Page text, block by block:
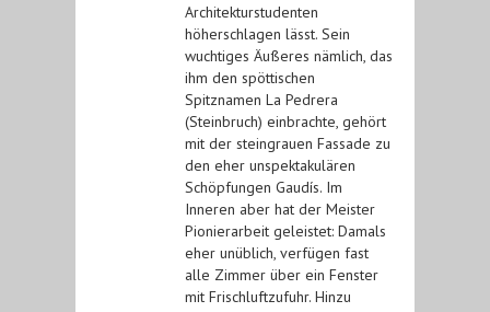
Architekturstudenten
höherschlagen lässt. Sein
wuchtiges Äußeres nämlich, das
ihm den spöttischen
Spitznamen La Pedrera
(Steinbruch) einbrachte, gehört
mit der steingrauen Fassade zu
den eher unspektakulären
Schöpfungen Gaudís. Im
Inneren aber hat der Meister
Pionierarbeit geleistet: Damals
eher unüblich, verfügen fast
alle Zimmer über ein Fenster
mit Frischluftzufuhr. Hinzu